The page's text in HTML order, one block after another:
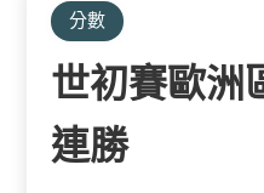
分數
世初賽歐洲
連勝